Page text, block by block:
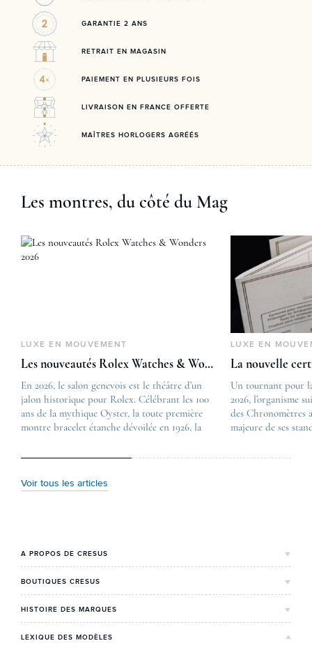
GARANTIE 2 ANS
RETRAIT EN MAGASIN
PAIEMENT EN PLUSIEURS FOIS
LIVRAISON EN FRANCE OFFERTE
MAÎTRES HORLOGERS AGRÉÉS
Les montres, du côté du Mag
Voir tous les articles
LUXE EN MOUVEMENT
Les nouveautés Rolex Watches & Wonders 2026
En 2026, le salon genevois est le théâtre d’un
jalon historique pour Rolex. Célébrant les 100
ans de la mythique Oyster, la toute première
montre bracelet étanche dévoilée en 1926, la
commémorative alliant héritage patrimonial et
métallurgique à la réinterprétation esthétique
The post
Les nouveautés
first appeared on
Lovetime
LUXE EN
La nouvelle
Un tournant pour
2026, l’organisme
des Chronomètres
majeure de ses
Chronometer”,
A PROPOS DE CRESUS
L'Histoire de Cresus
Notre expertise
On parle de nous
BOUTIQUES CRESUS
Lyon
HISTOIRE DES MARQUES
Rolex
LEXIQUE DES MODÈLES